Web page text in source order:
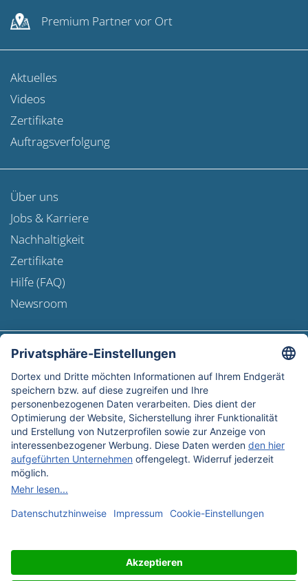
Premium Partner vor Ort
Aktuelles
Videos
Zertifikate
Auftragsverfolgung
Über uns
Jobs & Karriere
Nachhaltigkeit
Zertifikate
Hilfe (FAQ)
Newsroom
Versandinformation
Newsletter
Datenschutz
AGB
Widerrufsbelehrung
Impressum
Unsere Bezahlmethoden: